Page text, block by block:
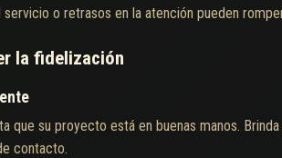
servicio o retrasos en la atención pueden
la fidelización
que su proyecto está en buenas manos.
contacto.